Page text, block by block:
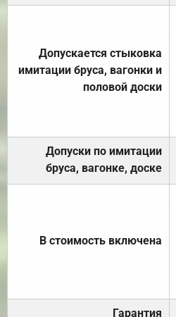
Допускается стыковка
имитации бруса, вагонки и
половой доски
Допуски по имитации
бруса, вагонке, доске
В стоимость включена
Гарантия